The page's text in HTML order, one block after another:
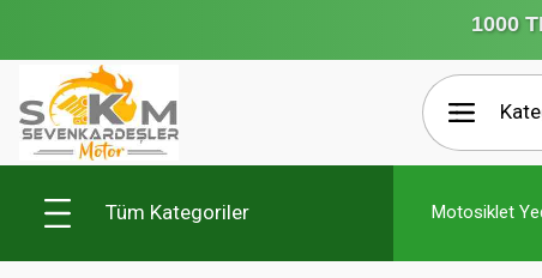
1000
Tüm Kategoriler Motosiklet